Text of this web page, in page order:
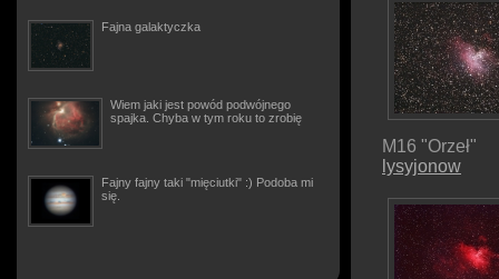
Fajna galaktyczka
Wiem jaki jest powód podwójnego
spajka. Chyba w tym roku to zrobię
Fajny fajny taki "mięciutki" :) Podoba mi
się.
M16 "Orzeł"
lysyjonow